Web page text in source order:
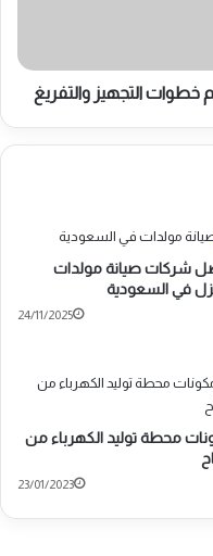
التجهيز والتفريغ
شركات صيانة مولدات
في السعودية
24/11/2025
محطة توليد الكهرباء من
23/01/2023